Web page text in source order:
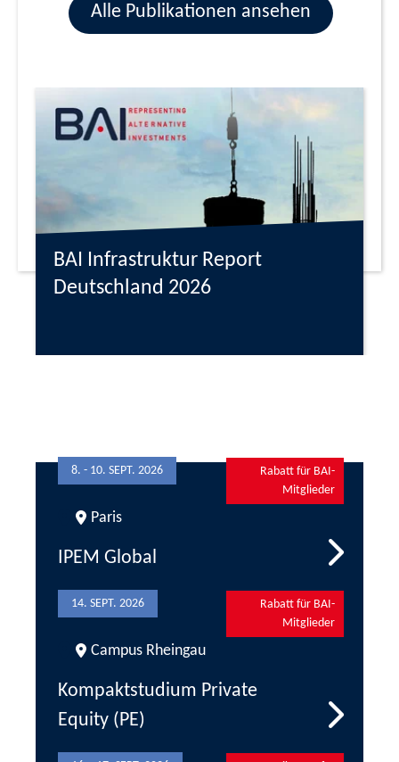
Alle Publikationen ansehen
BAI Infrastruktur Report
Deutschland 2026
Newsletter III/2026: Private
Equity und Venture Capital
8. - 10. SEPT. 2026
Paris
IPEM Global
Rabatt für BAI-
Mitglieder
14. SEPT. 2026
Campus Rheingau
Kompaktstudium Private
Equity (PE)
Rabatt für BAI-
Mitglieder